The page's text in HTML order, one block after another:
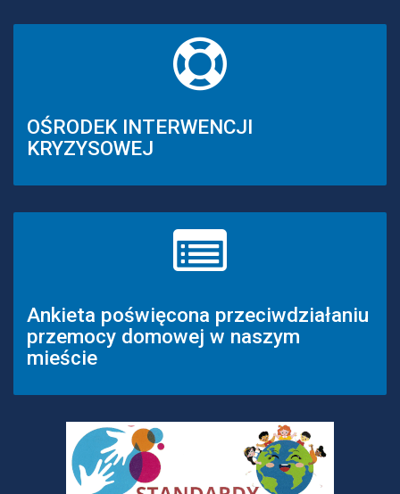
OŚRODEK INTERWENCJI
KRYZYSOWEJ
Ankieta poświęcona przeciwdziałaniu
przemocy domowej w naszym
mieście